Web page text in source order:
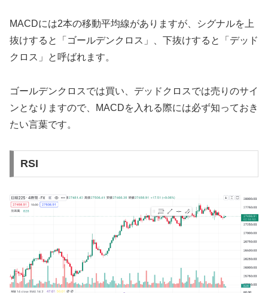
MACDには2本の移動平均線がありますが、シグナルを上
抜けすると「ゴールデンクロス」、下抜けすると「デッド
クロス」と呼ばれます。
ゴールデンクロスでは買い、デッドクロスでは売りのサイ
ンとなりますので、MACDを入れる際には必ず知っておき
たい言葉です。
RSI